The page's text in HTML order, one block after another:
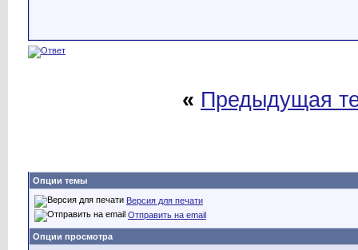
« Предыдущая
Опции темы
Версия для печати
Отправить на email
Опции просмотра